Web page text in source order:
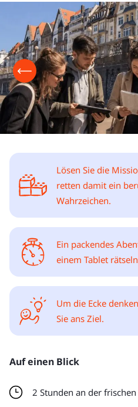
Lösen Sie die
retten damit ein
Wahrzeichen.
Ein packendes
einem Tablet
Um die Ecke
Sie ans Ziel.
Auf einen Blick
2 Stunden an der